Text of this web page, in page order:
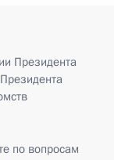
Президента
по вопросам